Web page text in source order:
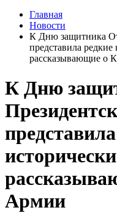
Главная
Новости
К Дню защитника
представила
рассказывающие о
К Дню
Армии